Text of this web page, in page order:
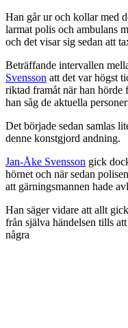
Han går ur och kollar med
larmat polis och ambulans
och det visar sig sedan att
Beträffande intervallen
Svensson att det var högst
riktad framåt när han hörde
han såg de aktuella
Det började sedan samlas
denne konstgjord andning.
Jan-Åke Svensson gick
hörnet och när sedan
att gärningsmannen hade
Han säger vidare att allt
från själva händelsen tills
några